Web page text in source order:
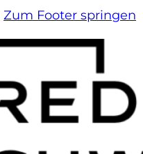
Zum Footer springen